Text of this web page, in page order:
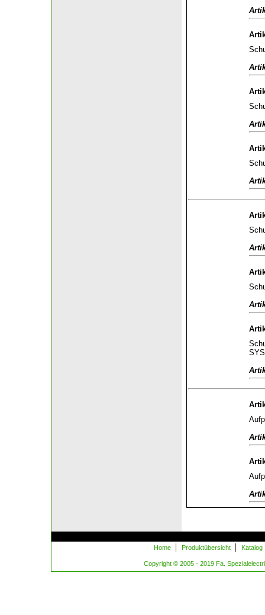
Home | Produktübersicht | Katalog
Copyright © 2005 - 2019 Fa.